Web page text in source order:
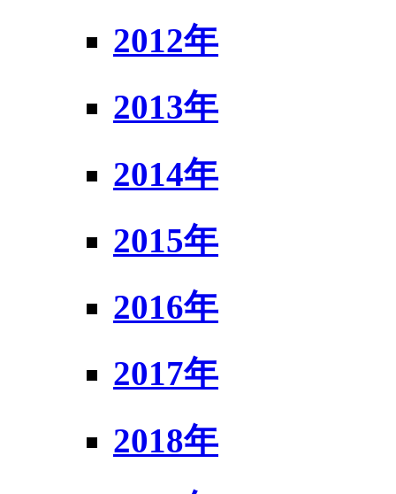
2012年
2013年
2014年
2015年
2016年
2017年
2018年